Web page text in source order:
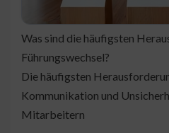
Was sind die häufigsten
Führungswechsel?
Die häufigsten
Kommunikation und
Mitarbeitern